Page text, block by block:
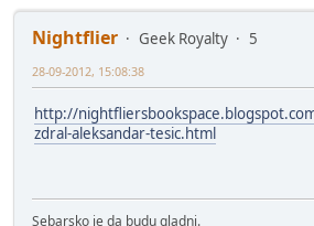
Nightflier Geek Royalty
5
28-09-2012, 15:08:38
http://
zdral-aleksandar-tesic.html
Sebarsko je da budu gladni.